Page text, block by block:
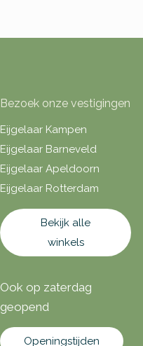
Bezoek onze vestigingen
Eijgelaar Kampen
Eijgelaar Barneveld
Eijgelaar Apeldoorn
Eijgelaar Rotterdam
Bekijk alle
winkels
Ook op zaterdag
geopend
Openingstijden